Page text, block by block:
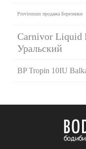
Provironum продажа Березники
Carnivor Liquid
Уральский
BP Tropin 10IU